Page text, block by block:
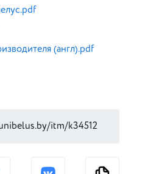
(англ).pdf